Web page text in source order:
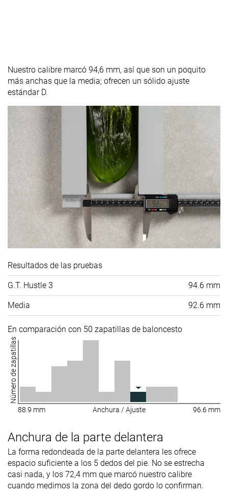
Nuestro calibre marcó 94,6 mm, así que son un poquito
más anchas que la media; ofrecen un sólido ajuste
estándar D.
Resultados de las pruebas
G.T. Hustle 3 94.6 mm
Media 92.6 mm
En comparación con 50 zapatillas de baloncesto
Número de zapatillas
88.9 mm Anchura / Ajuste 96.6 mm
Anchura de la parte delantera
La forma redondeada de la parte delantera les ofrece
espacio suficiente a los 5 dedos del pie. No se estrecha
casi nada, y los 72,4 mm que marcó nuestro calibre
cuando medimos la zona del dedo gordo lo confirman.